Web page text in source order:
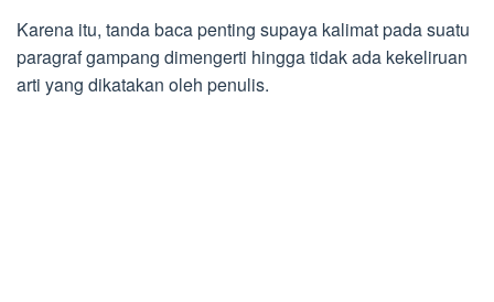
Karena itu, tanda baca penting supaya kalimat pada suatu
paragraf gampang dimengerti hingga tidak ada kekeliruan
arti yang dikatakan oleh penulis.